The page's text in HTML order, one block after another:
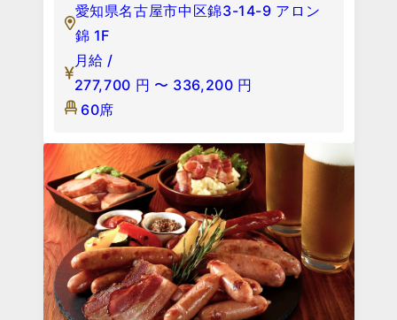
愛知県名古屋市中区錦3-14-9 アロン
錦 1F
月給 /
277,700 円 〜 336,200 円
60席